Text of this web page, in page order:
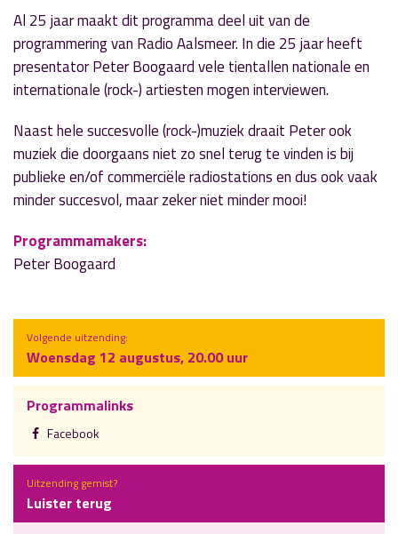
Al 25 jaar maakt dit programma deel uit van de
programmering van Radio Aalsmeer. In die 25 jaar heeft
presentator Peter Boogaard vele tientallen nationale en
internationale (rock-) artiesten mogen interviewen.
Naast hele succesvolle (rock-)muziek draait Peter ook
muziek die doorgaans niet zo snel terug te vinden is bij
publieke en/of commerciële radiostations en dus ook vaak
minder succesvol, maar zeker niet minder mooi!
Programmamakers:
Peter Boogaard
Volgende uitzending:
Woensdag 12 augustus, 20.00 uur
Programmalinks
Facebook
Uitzending gemist?
Luister terug